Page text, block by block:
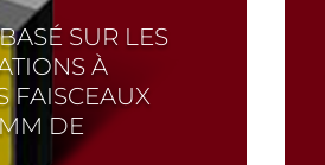
SUR LES
À
FAISCEAUX
DE